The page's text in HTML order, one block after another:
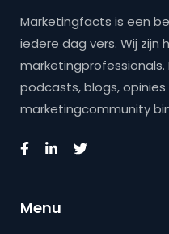
Marketingfacts is een
iedere dag vers. Wij
marketingprofessionals.
podcasts, blogs,
marketingcommunity
Menu